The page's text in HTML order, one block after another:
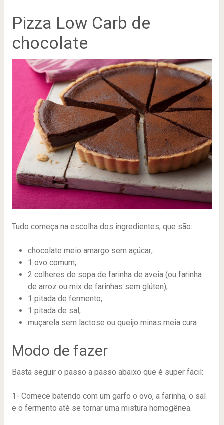
Pizza Low Carb de
chocolate
Tudo começa na escolha dos ingredientes, que são:
chocolate meio amargo sem açúcar;
1 ovo comum;
2 colheres de sopa de farinha de aveia (ou farinha
de arroz ou mix de farinhas sem glúten);
1 pitada de fermento;
1 pitada de sal;
muçarela sem lactose ou queijo minas meia cura
Modo de fazer
Basta seguir o passo a passo abaixo que é super fácil:
1- Comece batendo com um garfo o ovo, a farinha, o sal
e o fermento até se tornar uma mistura homogênea.